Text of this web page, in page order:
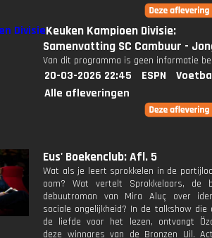
Keuken Kampioen Divisie:
Samenvatting SC Cambuur -
Van dit programma is geen informatie
20-03-2026 22:45 ESPN
Alle afleveringen
Eus' Boekenclub: Afl. 5
Wat als je leert sprokkelen in de
oom? Wat vertelt Sprokkelaars, de
debuutroman van Mira Aluç over
sociale ongelijkheid? In de talkshow die
de liefde voor het lezen, ontvangt
deze winnares van de Bronzen Uil.